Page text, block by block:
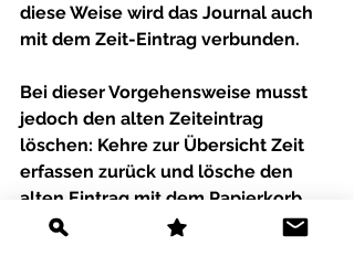
diese Weise wird das Journal auch
mit dem Zeit-Eintrag verbunden.
Bei dieser Vorgehensweise musst
jedoch den alten Zeiteintrag
löschen: Kehre zur Übersicht Zeit
erfassen zurück und lösche den
alten Eintrag mit dem Papierkorb